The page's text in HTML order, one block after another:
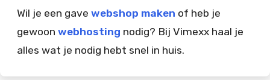
Wil je een gave webshop maken of heb je
gewoon webhosting nodig? Bij Vimexx haal je
alles wat je nodig hebt snel in huis.